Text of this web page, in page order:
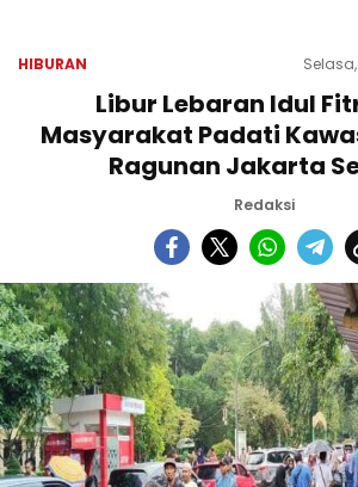
HIBURAN Selasa,
Libur Lebaran Idul
Masyarakat Padati
Ragunan Jakarta
Redaksi